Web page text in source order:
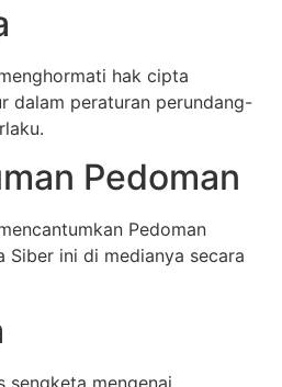
hak cipta
dalam peraturan perundang-
Pedoman
Pedoman
Siber ini di medianya secara